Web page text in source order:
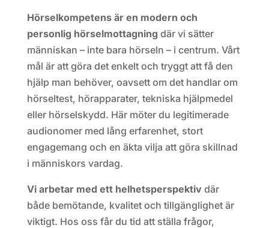
Hörselkompetens är en modern och
personlig hörselmottagning där vi sätter
människan – inte bara hörseln – i centrum. Vårt
mål är att göra det enkelt och tryggt att få den
hjälp man behöver, oavsett om det handlar om
hörseltest, hörapparater, tekniska hjälpmedel
eller hörselskydd. Här möter du legitimerade
audionomer med lång erfarenhet, stort
engagemang och en äkta vilja att göra skillnad
i människors vardag.
Vi arbetar med ett helhetsperspektivdär
både bemötande, kvalitet och tillgänglighet är
viktigt. Hos oss får du tid att ställa frågor,